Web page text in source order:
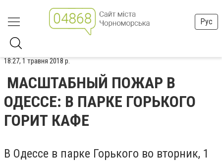
Рус
18:27, 1 травня 2018 р.
МАСШТАБНЫЙ ПОЖАР В
ОДЕССЕ: В ПАРКЕ ГОРЬКОГО
ГОРИТ КАФЕ
В Одессе в парке Горького во вторник, 1